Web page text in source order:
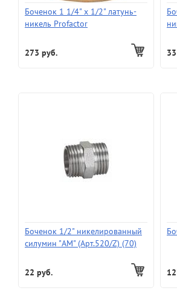
Боченок 1 1/4" х 1/2" латунь-
никель Profactor
273 руб.
Боченок 1/2" никелированный
силумин "AM" (Арт.520/Z) (70)
22 руб.